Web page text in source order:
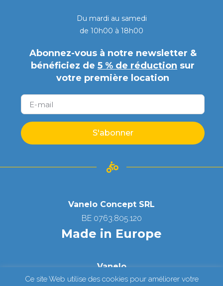
Du mardi au samedi
de 10h00 à 18h00
Abonnez-vous à notre newsletter &
bénéficiez de 5 % de réduction sur
votre première location
S'abonner
Vanelo Concept SRL
BE 0763.805.120
Made in Europe
Vanelo
Copyright © All Right Reserved
Ce site Web utilise des cookies pour améliorer votre